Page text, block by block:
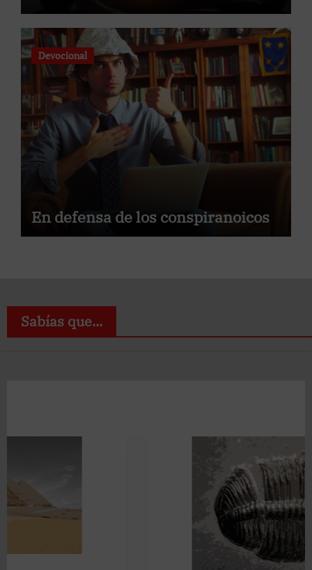
Devocional
En defensa de los conspiranoicos
Sabías que...